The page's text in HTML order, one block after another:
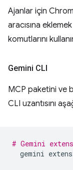
Ajanlar için
aracısına
komutlarını
Gemini CLI
MCP paketini ve
CLI uzantısını
# Gemini
gemini